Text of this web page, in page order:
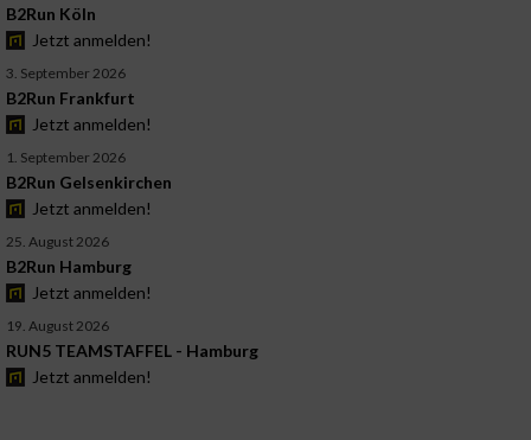
B2Run Köln
Jetzt anmelden!
3. September 2026
B2Run Frankfurt
Jetzt anmelden!
1. September 2026
B2Run Gelsenkirchen
Jetzt anmelden!
25. August 2026
B2Run Hamburg
Jetzt anmelden!
19. August 2026
RUN5 TEAMSTAFFEL - Hamburg
Jetzt anmelden!